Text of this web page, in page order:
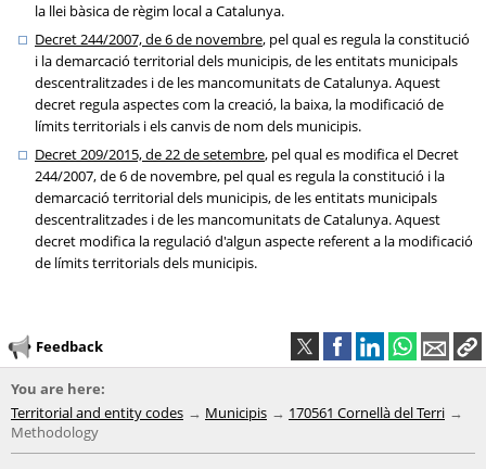
la llei bàsica de règim local a Catalunya.
Decret 244/2007, de 6 de novembre, pel qual es regula la constitució
i la demarcació territorial dels municipis, de les entitats municipals
descentralitzades i de les mancomunitats de Catalunya. Aquest
decret regula aspectes com la creació, la baixa, la modificació de
límits territorials i els canvis de nom dels municipis.
Decret 209/2015, de 22 de setembre, pel qual es modifica el Decret
244/2007, de 6 de novembre, pel qual es regula la constitució i la
demarcació territorial dels municipis, de les entitats municipals
descentralitzades i de les mancomunitats de Catalunya. Aquest
decret modifica la regulació d'algun aspecte referent a la modificació
de límits territorials dels municipis.
Feedback
You are here:
Territorial and entity codes
Municipis
170561 Cornellà del Terri
Methodology